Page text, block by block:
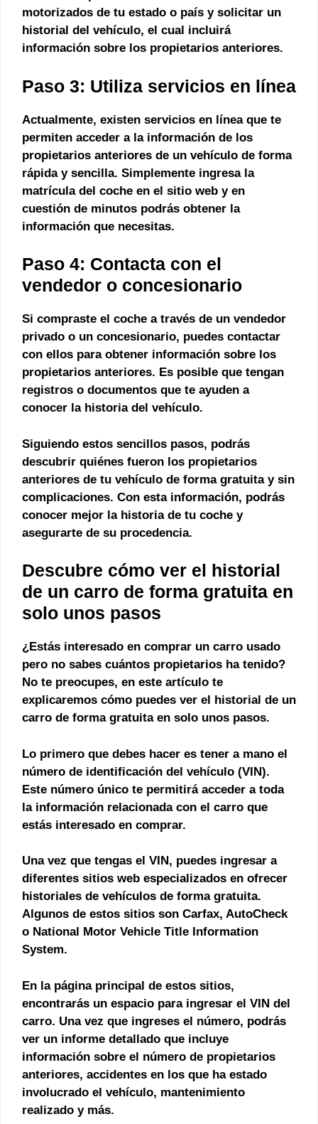
motorizados de tu estado o país y solicitar un
historial del vehículo, el cual incluirá
información sobre los propietarios anteriores.
Paso 3: Utiliza servicios en línea
Actualmente, existen servicios en línea que te
permiten acceder a la información de los
propietarios anteriores de un vehículo de forma
rápida y sencilla. Simplemente ingresa la
matrículadel coche en el sitio web y en
cuestión de minutos podrás obtener la
información que necesitas.
Paso 4: Contacta con el
vendedor o concesionario
Si compraste el coche a través de un vendedor
privado o un concesionario, puedes contactar
con ellos para obtener información sobre los
propietarios anteriores. Es posible que tengan
registros o documentos que te ayuden a
conocer la historia del vehículo.
Siguiendo estos sencillos pasos, podrás
descubrir quiénes fueron los propietarios
anteriores de tu vehículo de forma gratuita y sin
complicaciones. Con esta información, podrás
conocer mejor la historia de tu coche y
asegurarte de su procedencia.
Descubre cómo ver el historial
de un carro de forma gratuita en
solo unos pasos
¿Estás interesado en comprar un carro usado
pero no sabes cuántos propietarios ha tenido?
No te preocupes, en este artículo te
explicaremos cómo puedes ver el historial de un
carro de forma gratuitaen solo unos pasos.
Lo primero que debes hacer es tener a mano el
número de identificación del vehículo (VIN).
Este número único te permitirá acceder a toda
la información relacionada con el carro que
estás interesado en comprar.
Una vez que tengas el VIN, puedes ingresar a
diferentes sitios web especializados en ofrecer
historiales de vehículos de forma gratuita.
Algunos de estos sitios son Carfax, AutoCheck
o National Motor Vehicle Title Information
System.
En la página principal de estos sitios,
encontrarás un espacio para ingresar el VIN del
carro. Una vez que ingreses el número, podrás
ver un informe detallado que incluye
información sobre el número de propietarios
anteriores, accidentes en los que ha estado
involucrado el vehículo, mantenimiento
realizado y más.